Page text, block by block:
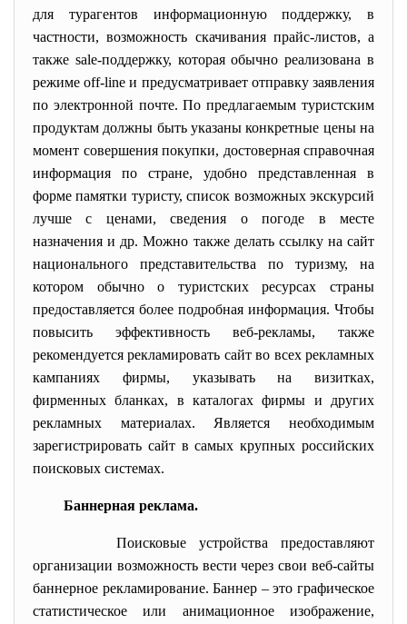
для турагентов информационную поддержку, в
частности, возможность скачивания прайс-листов, а
также sale-поддержку, которая обычно реализована в
режиме off-line и предусматривает отправку заявления
по электронной почте. По предлагаемым туристским
продуктам должны быть указаны конкретные цены на
момент совершения покупки, достоверная справочная
информация по стране, удобно представленная в
форме памятки туристу, список возможных экскурсий
лучше с ценами, сведения о погоде в месте
назначения и др. Можно также делать ссылку на сайт
национального представительства по туризму, на
котором обычно о туристских ресурсах страны
предоставляется более подробная информация. Чтобы
повысить эффективность веб-рекламы, также
рекомендуется рекламировать сайт во всех рекламных
кампаниях фирмы, указывать на визитках,
фирменных бланках, в каталогах фирмы и других
рекламных материалах. Является необходимым
зарегистрировать сайт в самых крупных российских
поисковых системах.
Баннерная реклама.
Поисковые устройства предоставляют
организации возможность вести через свои веб-сайты
баннерное рекламирование. Баннер – это графическое
статистическое или анимационное изображение,